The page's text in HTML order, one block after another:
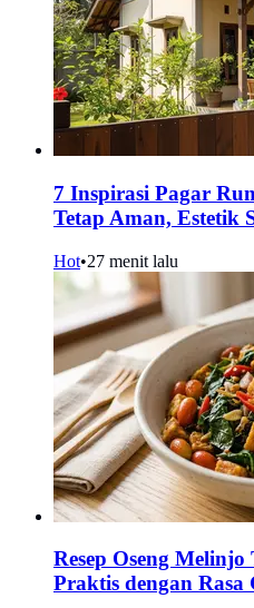
7 Inspirasi Pagar
Tetap Aman, Estetik
Hot•27 menit lalu
Resep Oseng
Praktis dengan Rasa